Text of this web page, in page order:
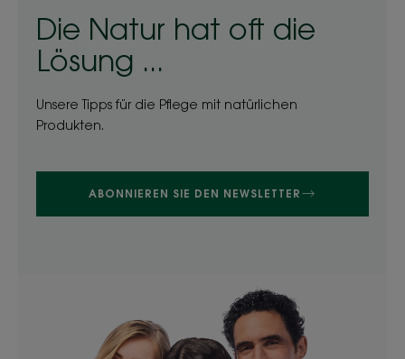
Die Natur hat oft die
Lösung ...
Unsere Tipps für die Pflege mit natürlichen
Produkten.
ABONNIEREN SIE DEN NEWSLETTER